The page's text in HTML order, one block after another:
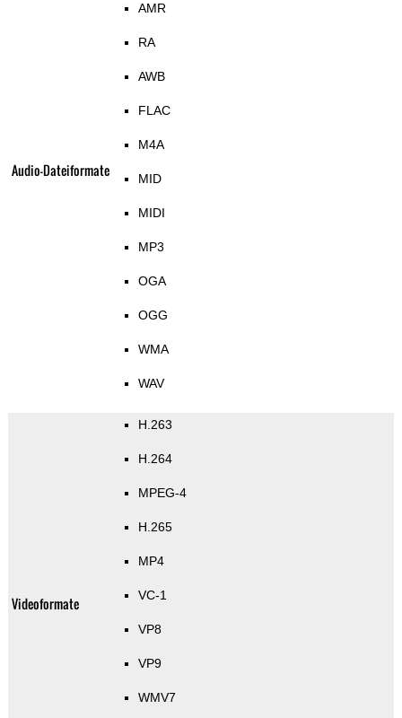
Audio-Dateiformate
AMR
RA
AWB
FLAC
M4A
MID
MIDI
MP3
OGA
OGG
WMA
WAV
Videoformate
H.263
H.264
MPEG-4
H.265
MP4
VC-1
VP8
VP9
WMV7